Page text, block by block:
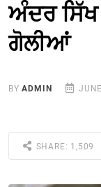
ਅੰਦਰ ਸਿੱਖ
ਗੋਲੀਆਂ
BYADMIN
SHARE: 1,509